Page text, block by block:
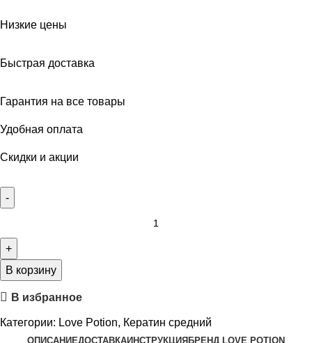
Низкие цены
Быстрая доставка
Гарантия на все товары
Удобная оплата
Скидки и акции
В корзину
В избранное
Категории: Love Potion, Кератин средний
ОПИСАНИЕДОСТАВКАИНСТРУКЦИЯ БРЕНД LOVE POTION